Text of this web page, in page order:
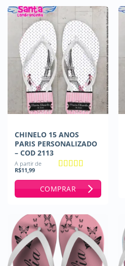
CHINELO 15 ANOS
PARIS PERSONALIZADO
– COD 2113
A partir de
R$11,99
COMPRAR